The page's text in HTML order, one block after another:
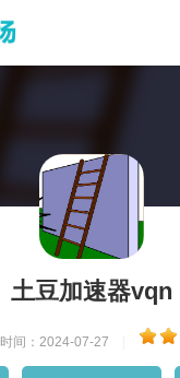
土豆加速器vqn
时间：2024-07-27